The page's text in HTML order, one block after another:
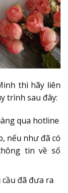
thì hãy liên
trình sau đây:
qua hotline
nếu như đã có
tin về số
đã đưa ra